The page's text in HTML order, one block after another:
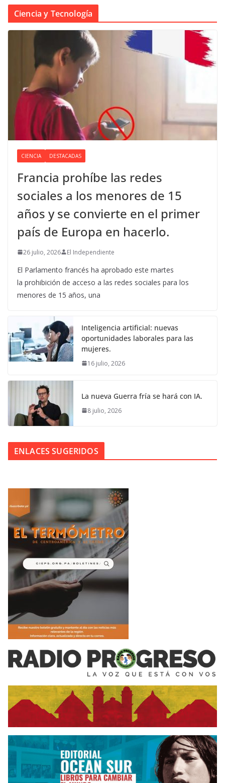
Ciencia y Tecnología
CIENCIA DESTACADAS
Francia prohíbe las redes
sociales a los menores de 15
años y se convierte en el primer
país de Europa en hacerlo.
26 julio, 2026 El Independiente
El Parlamento francés ha aprobado este martes
la prohibición de acceso a las redes sociales para los
menores de 15 años, una
Inteligencia artificial: nuevas
oportunidades laborales para las
mujeres.
16 julio, 2026
La nueva Guerra fría se hará con IA.
8 julio, 2026
ENLACES SUGERIDOS